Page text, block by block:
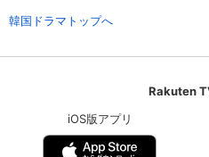
韓国ドラマトップへ
Rakuten
iOS版アプリ